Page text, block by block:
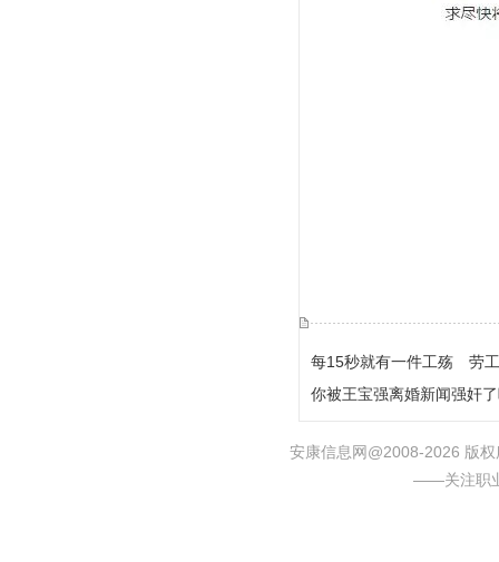
每15秒就有一件工殇 劳
你被王宝强离婚新闻强奸
安康信息网@2008-2026 版
——关注职